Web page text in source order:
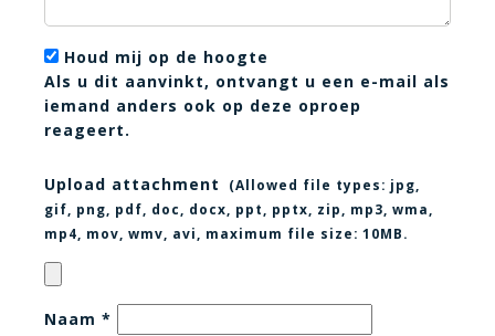
Houd mij op de hoogte
Als u dit aanvinkt, ontvangt u een e-mail als
iemand anders ook op deze oproep
reageert.
Upload attachment (Allowed file types: jpg,
gif, png, pdf, doc, docx, ppt, pptx, zip, mp3, wma,
mp4, mov, wmv, avi
, maximum file size: 10MB.
Naam *